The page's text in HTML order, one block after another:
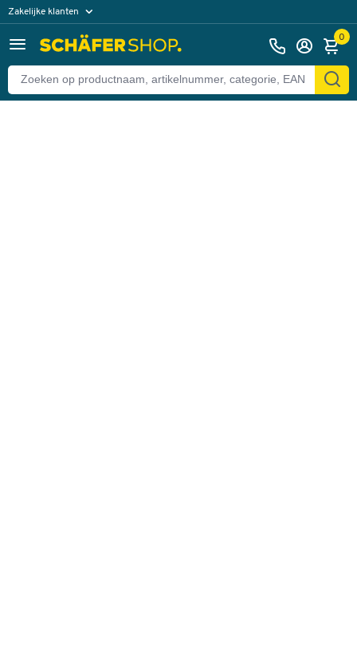
Zakelijke klanten
Particuliere klanten 0
Terug